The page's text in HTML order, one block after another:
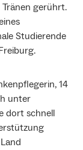
gerührt.
Studierende
14
unter
dort schnell